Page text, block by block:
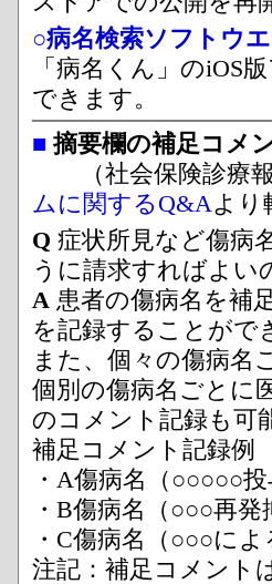
○病名検索ソフトウ
「病名くん」のiOS
できます。
■ 摘要欄の補足コメ
（社会保険診療報
ムに関するQ&Aより
Q 症状所見など傷病
うに請求すればよい
A 患者の傷病名を補
を記録することがで
また、個々の傷病名
個別の傷病名ごとに
のコメント記録も可
補足コメント記録例
・A傷病名（○○○○○
・B傷病名（○○○再
・C傷病名（○○○に
注記：補足コメント